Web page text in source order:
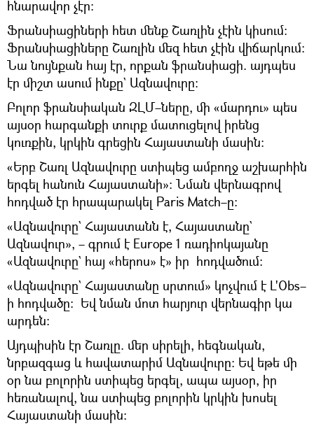
հնարավոր չէր։
Ֆրանսիացիների հետ մենք Շառլին չէին կիսում։
Ֆրանսիացիները Շառլին մեզ հետ չէին վիճարկում։
Նա նույնքան հայ էր, որքան ֆրանսիացի. այդպես
էր միշտ ասում ինքը` Ազնավուրը:
Բոլոր ֆրանսիական ԶԼՄ–ները, մի «մարդու» պես
այսօր հարգանքի տուրք մատուցելով իրենց
կուռքին, կրկին գրեցին Հայաստանի մասին։
«Երբ Շառլ Ազնավուրը ստիպեց ամբողջ աշխարհին
երգել հանուն Հայաստանի»։ Նման վերնագրով
հոդված էր հրապարակել Paris Match–ը։
«Ազնավուրը` Հայաստանն է, Հայաստանը`
Ազնավուր», – գրում է Europe 1 ռադիոկայանը
«Ազնավուրը` հայ «հերոս» է» իր հոդվածում։
«Ազնավուրը` Հայաստանը սրտում» կոչվում է L'Obs–
ի հոդվածը։ Եվ նման մոտ հարյուր վերնագիր կա
արդեն։
Այդպիսին էր Շառլը. մեր սիրելի, հեգնական,
նրբազգաց և հավատարիմ Ազնավուրը։ Եվ եթե մի
օր նա բոլորին ստիպեց երգել, ապա այսօր, իր
հեռանալով, նա ստիպեց բոլորին կրկին խոսել
Հայաստանի մասին։